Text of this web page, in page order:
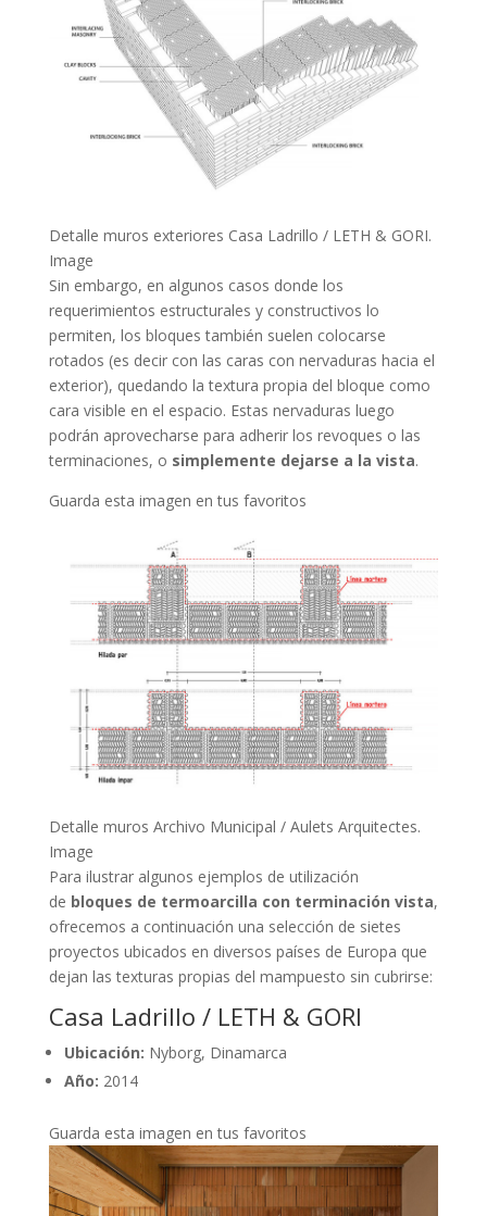
Detalle muros exteriores Casa Ladrillo / LETH & GORI.
Image
Sin embargo, en algunos casos donde los
requerimientos estructurales y constructivos lo
permiten, los bloques también suelen colocarse
rotados (es decir con las caras con nervaduras hacia el
exterior), quedando la textura propia del bloque como
cara visible en el espacio. Estas nervaduras luego
podrán aprovecharse para adherir los revoques o las
terminaciones, o simplemente dejarse a la vista.
Guarda esta imagen en tus favoritos
Detalle muros Archivo Municipal / Aulets Arquitectes.
Image
Para ilustrar algunos ejemplos de utilización
de bloques de termoarcilla con terminación vista,
ofrecemos a continuación una selección de sietes
proyectos ubicados en diversos países de Europa que
dejan las texturas propias del mampuesto sin cubrirse:
Casa Ladrillo / LETH & GORI
Ubicación: Nyborg, Dinamarca
Año: 2014
Guarda esta imagen en tus favoritos